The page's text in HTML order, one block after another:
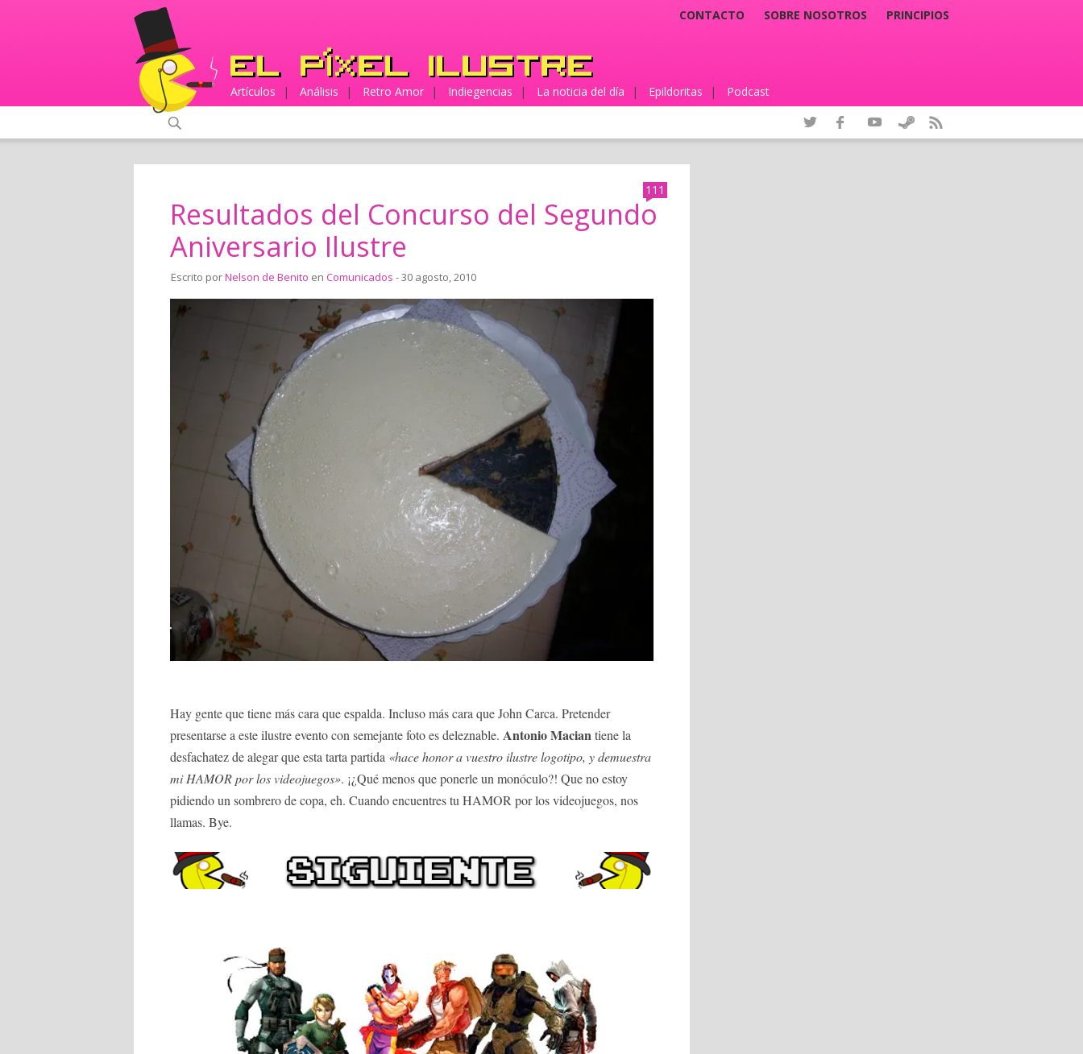
CONTACTO SOBRE NOSOTROS PRINCIPIOS
Artículos | Análisis | Retro Amor | Indiegencias | La noticia del día | Epildoritas | Podcast
111
Resultados del Concurso del Segundo
Aniversario Ilustre
Escrito porNelson de Benito en Comunicados - 30 agosto, 2010
Hay gente que tiene más cara que espalda. Incluso más cara que John Carca. Pretender
presentarse a este ilustre evento con semejante foto es deleznable. Antonio Maciantiene la
desfachatez de alegar que esta tarta partida «hace honor a vuestro ilustre logotipo, y demuestra
mi HAMOR por los videojuegos». ¡¿Qué menos que ponerle un monóculo?! Que no estoy
pidiendo un sombrero de copa, eh. Cuando encuentres tu HAMOR por los videojuegos, nos
llamas. Bye.